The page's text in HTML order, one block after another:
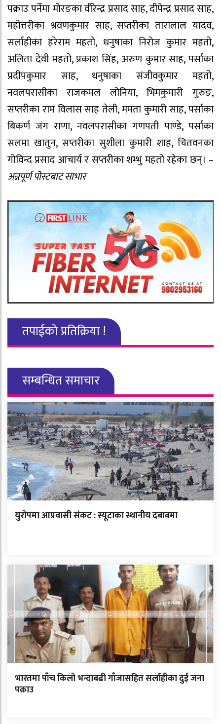
पक्राउ पर्नेमा मोरङका वीरेन्द्र प्रसाद साह, दीपेन्द्र प्रसाद साह,
महोत्तरीका श्रवणकुमार साह, सप्तरीका तारालाल यादव,
सर्लाहीका हरेराम महतो, धनुषाका निरोज कुमार महतो,
अलिता देवी महतो, प्रकाश सिंह, अरुण कुमार साह, पर्साका
प्रदीपकुमार साह, धनुषाका संजीवकुमार महतो,
नवलपरासीका राजकमल लोनिया, भिमकुमारी गुरुङ,
सप्तरीका राम विलास साह तेली, ममता कुमारी साह, पर्साका
बिकर्ण जंग राणा, नवलपरासीका गणपती पाण्डे, पर्साका
सलमा खातुन, सप्तरीका सुशीला कुमारी शाह, चितवनका
गोविन्द प्रसाद आचार्य र सप्तरीका शम्भु महतो रहेका छन्। –
अन्नपूर्ण पोस्टबाट साभार
तपाईको प्रतिक्रिया !
सम्बन्धित समाचार
युरोपमा आप्रवासी संकट : स्यूटाका स्थानीय दबाबमा
भारतमा पाँच किलो भन्दाबढी गाँजासहित सर्लाहीका दुई जना
पक्राउ